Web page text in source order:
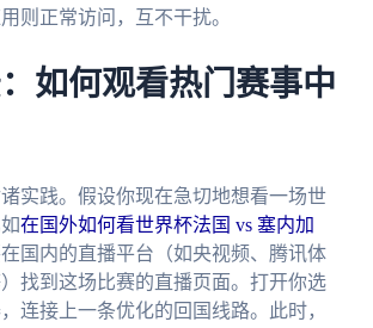
则正常访问，互不干扰。
如何观看热门赛事中
实践。假设你现在急切地想看一场世
在国外如何看世界杯法国 vs 塞内加
国内的直播平台（如央视频、腾讯体
找到这场比赛的直播页面。打开你选
连接上一条优化的回国线路。此时，